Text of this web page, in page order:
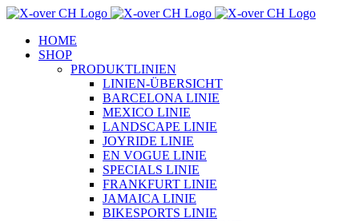
Zum
springenHOME
SHOP
PRODUKTLINIEN
LINIEN-ÜBERSICHT
BARCELONA LINIE
MEXICO LINIE
LANDSCAPE LINIE
JOYRIDE LINIE
EN VOGUE LINIE
SPECIALS LINIE
FRANKFURT LINIE
JAMAICA LINIE
BIKESPORTS LINIE